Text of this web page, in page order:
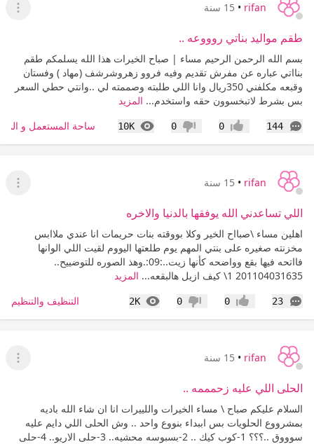
rifan
• 15 سنة
عرض
طقم مواليد بناتي روووعه ..
بسم الله الرحمن الرحيم مساء | صباح الخيرات هذا الله يسلمكم طقم
بنااتي عباره عن مفرش تقديم وفيه فروو زهروشرشف (مهاد ) وفستان
وقبعه مكلفني 350ريال وانا اللي طلبته وصممته لي ..وانتي حطي السعر
بس بشرط لاتبخسوون حقه واستخدم... المزيد
144
التعليقات إعجاب0 عدم إعجاب
0
10K
المشاهدات ساحة المستعمل و
rifan
• 15 سنة
عرض
اللي تساعدني الله يوفقها بالدنيا والاخره
اهلين مساء \صبااح الخير وكلا بووقته بنات حريمات انا عندي ملاابس
مخزنته صغيره على بنتي المهم يوم طلعتها اليووم لقيت اللي الوانها
فااتحه فيها بقع وواضحه كأنها زيت..:09:.وهذ الصوره للتوضييح..
201104031635 1\ كيف ازيل هالبقعه...
المزيد
23
التعليقات إعجاب0 عدم إعجاب
0
2K
المشاهدات التنظيف والتنظيم
rifan
• 15 سنة
عرض
الحلى اللي عليه زحمممه ..
السلام عليكم صباح \ مساء الخيرات واللييرات انا ان شاء الله باديه
بمشرووع الحلويات بس اببداء بنووع واحد .. وش الحلى اللي دايم عليه
سوووق ..؟؟؟ 1-كوب كيك .. 2-بسبوسه محشيه.. 3-حلى الاريو.. 4-حلى